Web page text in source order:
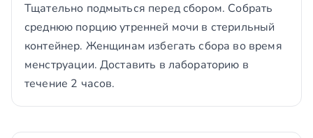
Тщательно подмыться перед сбором. Собрать
среднюю порцию утренней мочи в стерильный
контейнер. Женщинам избегать сбора во время
менструации. Доставить в лабораторию в
течение 2 часов.